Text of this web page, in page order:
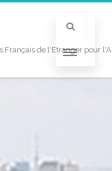
Français de l'Etranger pour